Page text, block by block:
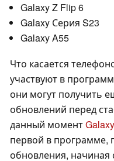
Galaxy Z Flip 6
Galaxy Серия S23
Galaxy A55
Что касается
участвуют в
они могут получить
обновлений перед
данный момент
первой в программе,
обновления, начиная